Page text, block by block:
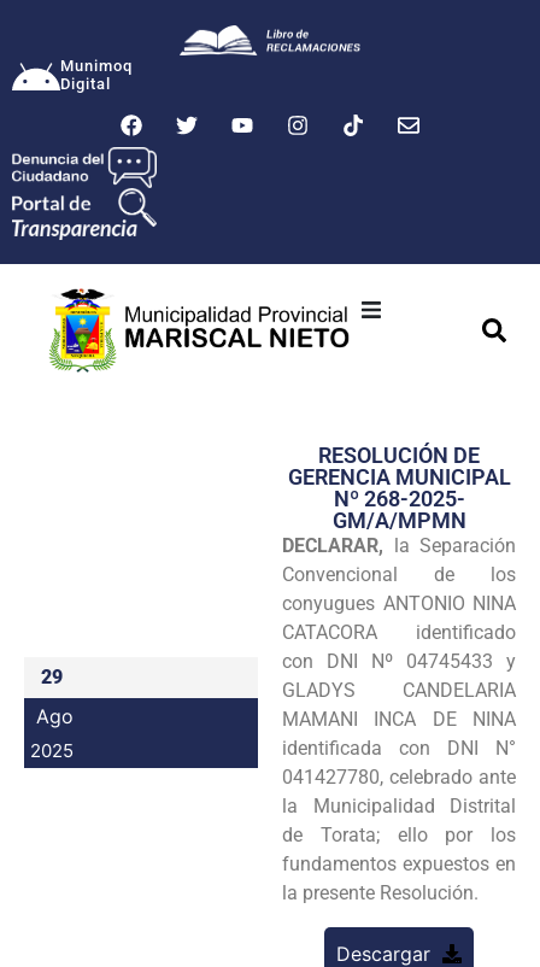
Munimoq
Digital
Transparencia
Seguridad
Programas
Intranet
29
Ago
2025
RESOLUCIÓN DE
GERENCIA MUNICIPAL
Nº 268-2025-
GM/A/MPMN
DECLARAR, la Separación
Convencional de los
conyugues ANTONIO NINA
CATACORA identificado
con DNI Nº 04745433 y
GLADYS CANDELARIA
MAMANI INCA DE NINA
identificada con DNI N°
041427780, celebrado ante
la Municipalidad Distrital
de Torata; ello por los
fundamentos expuestos en
la presente Resolución.
Descargar